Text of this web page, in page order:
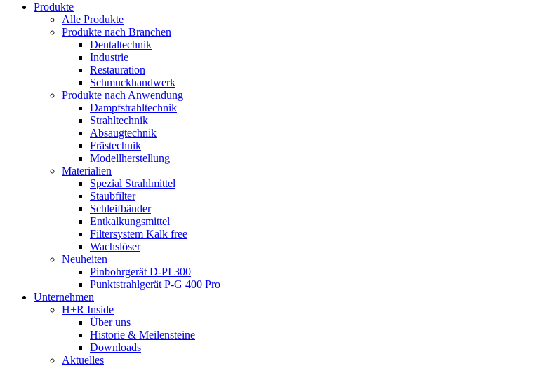
Produkte
Alle Produkte
Produkte nach Branchen
Dentaltechnik
Industrie
Restauration
Schmuckhandwerk
Produkte nach Anwendung
Dampfstrahltechnik
Strahltechnik
Absaugtechnik
Frästechnik
Modellherstellung
Materialien
Spezial Strahlmittel
Staubfilter
Schleifbänder
Entkalkungsmittel
Filtersystem Kalk free
Wachslöser
Neuheiten
Pinbohrgerät D-PI 300
Punktstrahlgerät P-G 400 Pro
Unternehmen
H+R Inside
Über uns
Historie & Meilensteine
Downloads
Aktuelles